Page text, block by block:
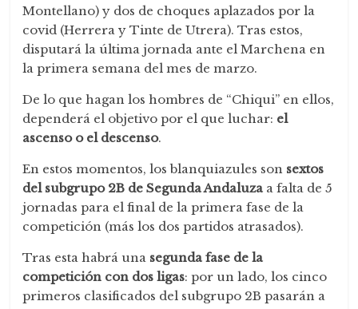
Montellano) y dos de choques aplazados por la
covid (Herrera y Tinte de Utrera). Tras estos,
disputará la última jornada ante el Marchena en
la primera semana del mes de marzo.
De lo que hagan los hombres de “Chiqui” en ellos,
dependerá el objetivo por el que luchar: el
ascenso o el descenso.
En estos momentos, los blanquiazules son sextos
del subgrupo 2B de Segunda Andaluza a falta de 5
jornadas para el final de la primera fase de la
competición (más los dos partidos atrasados).
Tras esta habrá una segunda fase de la
competición con dos ligas: por un lado, los cinco
primeros clasificados del subgrupo 2B pasarán a